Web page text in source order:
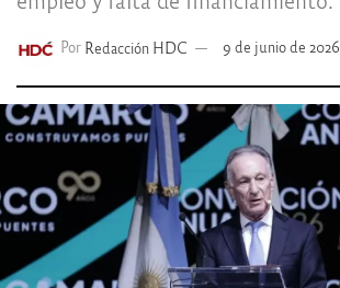
Por Redacción HDC 9 de junio de 2026